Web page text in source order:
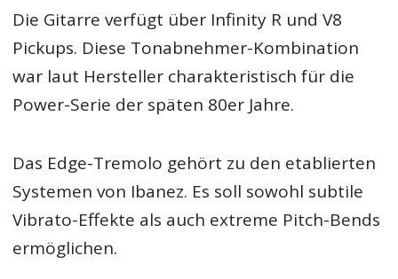
Die Gitarre verfügt über Infinity R und V8
Pickups. Diese Tonabnehmer-Kombination
war laut Hersteller charakteristisch für die
Power-Serie der späten 80er Jahre.
Das Edge-Tremolo gehört zu den etablierten
Systemen von Ibanez. Es soll sowohl subtile
Vibrato-Effekte als auch extreme Pitch-Bends
ermöglichen.